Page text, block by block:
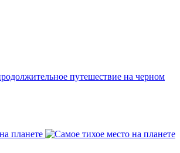
путешествие на черном
планете